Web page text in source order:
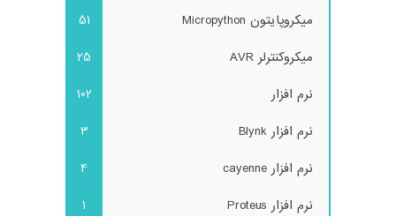
میکروپایتون Micropython
51
میکروکنترلر AVR
25
نرم افزار
102
نرم افزار Blynk
3
نرم افزار cayenne
4
نرم افزار Proteus
1